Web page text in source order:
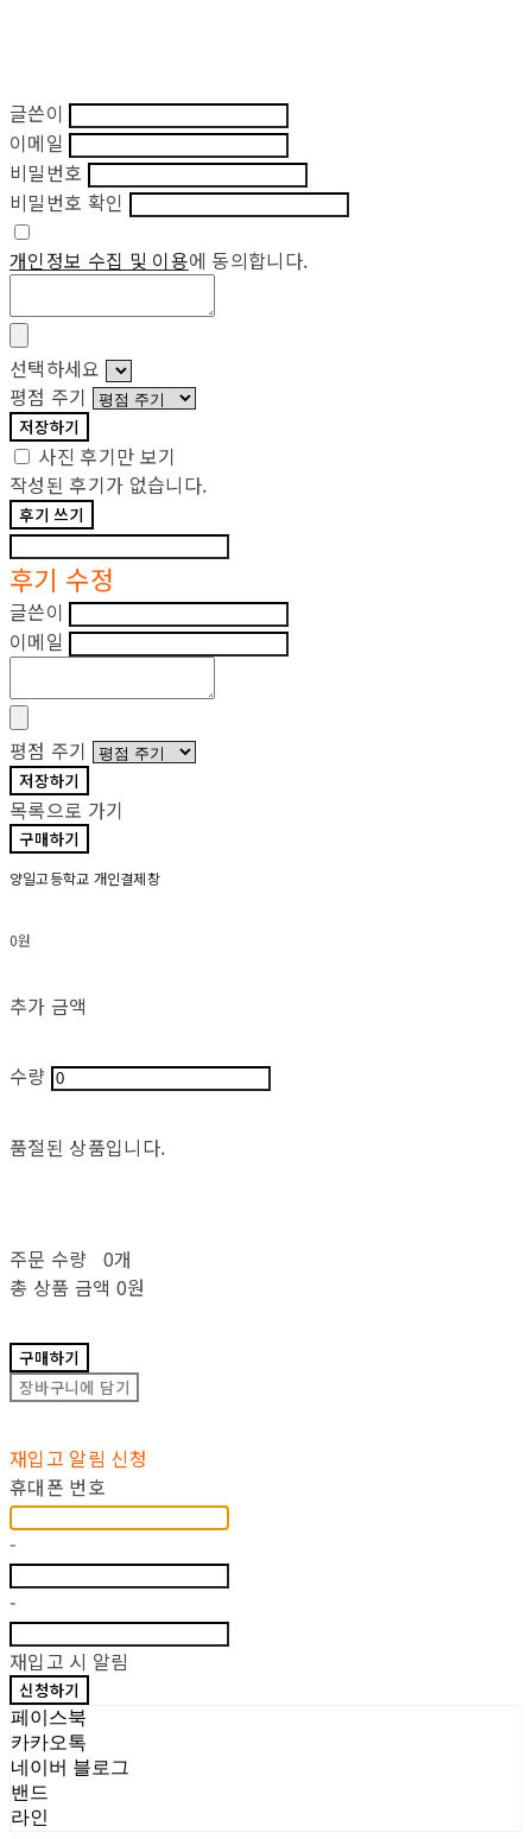
글쓴이
이메일
비밀번호
비밀번호 확인
개인정보 수집 및 이용에 동의합니다.
선택하세요
평점 주기
저장하기
사진 후기만 보기
작성된 후기가 없습니다.
후기 쓰기
후기 수정
글쓴이
이메일
평점 주기
저장하기
목록으로 가기
구매하기
양일고등학교 개인결제창
0원
추가 금액
수량
품절된 상품입니다.
주문 수량
0개
총 상품 금액 0원
구매하기
장바구니에 담기
재입고 알림 신청
휴대폰 번호
-
-
재입고 시 알림
신청하기
페이스북
카카오톡
네이버 블로그
밴드
라인